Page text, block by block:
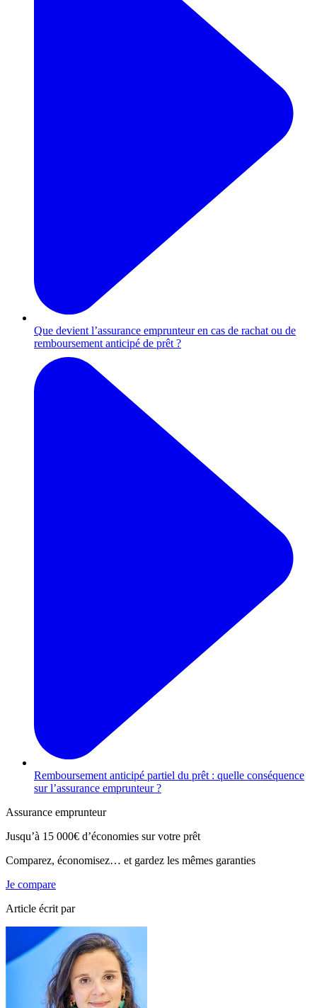
Que devient l’assurance emprunteur en cas de rachat ou de
remboursement anticipé de prêt ?
Remboursement anticipé partiel du prêt : quelle conséquence
sur l’assurance emprunteur ?
Assurance emprunteur
Jusqu’à 15 000€ d’économies sur votre prêt
Comparez, économisez… et gardez les mêmes garanties
Je compare
Article écrit par